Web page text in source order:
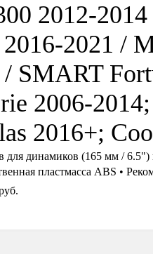
2012-
2021 /
/ SMART
2006-
2016+;
для динамиков (165 мм /
пластмасса ABS •